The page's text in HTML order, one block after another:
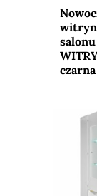
sklepu
salonu
czarna